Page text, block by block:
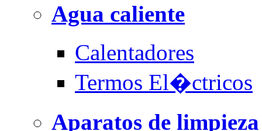
Agua caliente
Calentadores
Termos El�ctricos
Aparatos de limpieza